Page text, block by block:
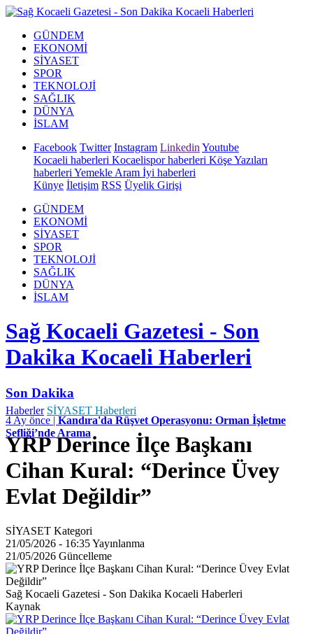
GÜNDEM
EKONOMİ
SİYASET
SPOR
TEKNOLOJİ
SAĞLIK
DÜNYA
İSLAM
Facebook Twitter Instagram Linkedin Youtube
Kocaeli haberleri Kocaelispor haberleri Köşe Yazıları
haberleri Yemekle Aram İyi haberleri
Künye İletişim RSS Üyelik Girişi
GÜNDEM
EKONOMİ
SİYASET
SPOR
TEKNOLOJİ
SAĞLIK
DÜNYA
İSLAM
Sağ Kocaeli Gazetesi - Son
Dakika Kocaeli Haberleri
Son Dakika
4 Ay önce | Kandıra'da Rüşvet Operasyonu: Orman İşletme
Şefliği’nde Arama
Haberler SİYASET Haberleri
YRP Derince İlçe Başkanı
Cihan Kural: “Derince Üvey
Evlat Değildir”
SİYASET Kategori
21/05/2026 - 16:35Yayınlanma
21/05/2026 Güncelleme
Sağ Kocaeli Gazetesi - Son Dakika Kocaeli Haberleri
Kaynak